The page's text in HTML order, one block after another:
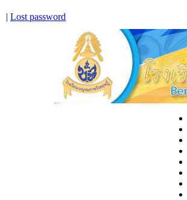
| Lost password